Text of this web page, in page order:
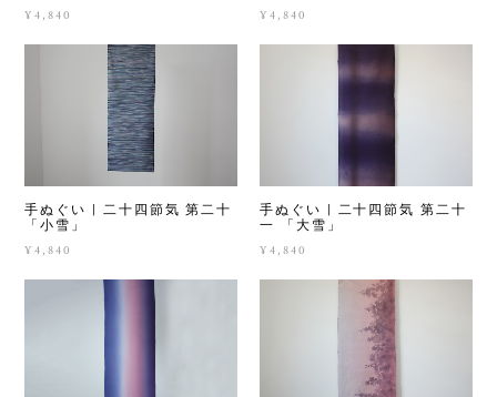
¥4,840 ¥4,840
手ぬぐい | 二十四節気 第二十
「小雪」
¥4,840
手ぬぐい | 二十四節気 第二十
一 「大雪」
¥4,840